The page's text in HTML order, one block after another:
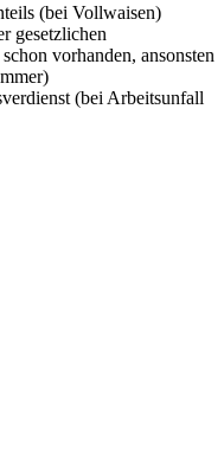
(bei Vollwaisen)
gesetzlichen
vorhanden, ansonsten
(bei Arbeitsunfall